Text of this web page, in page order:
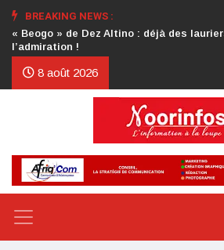
BREAKING NEWS :
Crise au CDP : l’authentification de la
d’honneur toujours attendue
8 août 2026